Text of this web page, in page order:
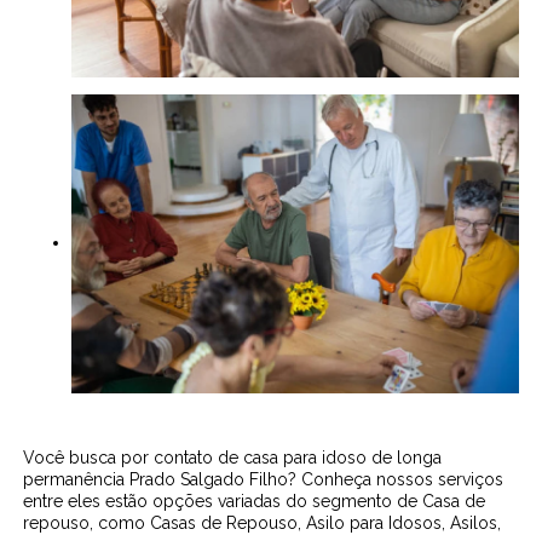
Você busca por contato de casa para idoso de longa
permanência Prado Salgado Filho? Conheça nossos serviços
entre eles estão opções variadas do segmento de Casa de
repouso, como Casas de Repouso, Asilo para Idosos, Asilos,